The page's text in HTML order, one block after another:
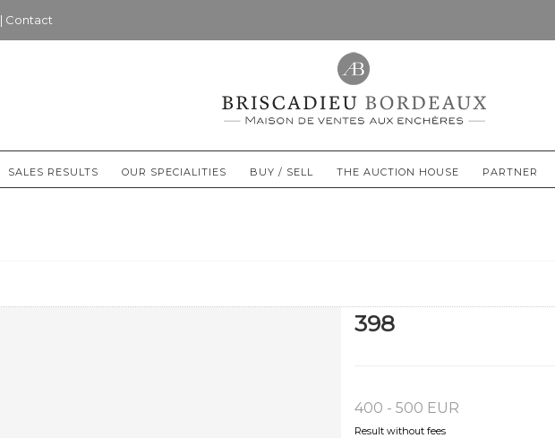
| Contact
SALES RESULTS OUR SPECIALITIES BUY / SELL THE AUCTION HOUSE PARTNER
398
400 - 500 EUR
Result without fees